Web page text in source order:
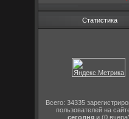
Статистика
Всего: 34335
пользователей на
сегодняи (0 вчера)